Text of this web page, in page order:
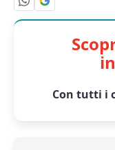
Con tutti i